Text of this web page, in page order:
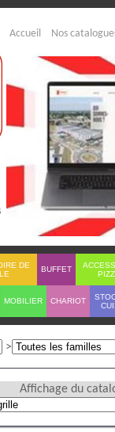
Accueil Nos
DE
BUFFET
MOBILIER CHARIOT
Affichage du